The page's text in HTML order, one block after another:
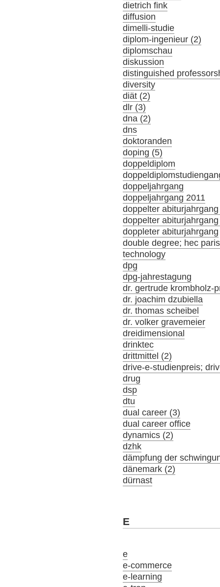
dietrich fink
diffusion
dimelli-studie
diplom-ingenieur (2)
diplomschau
diskussion
distinguished
diversity
diät (2)
dlr (3)
dna (2)
dns
doktoranden
doping (5)
doppeldiplom
doppeljahrgang
doppeljahrgang 2011
doppelter
doppelter
doppleter abiturjahrgang
double degree; hec
technology
dpg
dpg-jahrestagung
dr. gertrude krombholz-
dr. joachim dzubiella
dr. thomas scheibel
dr. volker gravemeier
dreidimensional
drinktec
drittmittel (2)
drive-e-studienpreis;
drug
dsp
dtu
dual career (3)
dual career office
dynamics (2)
dzhk
dämpfung der
dänemark (2)
dürnast
E
e
e-commerce
e-learning